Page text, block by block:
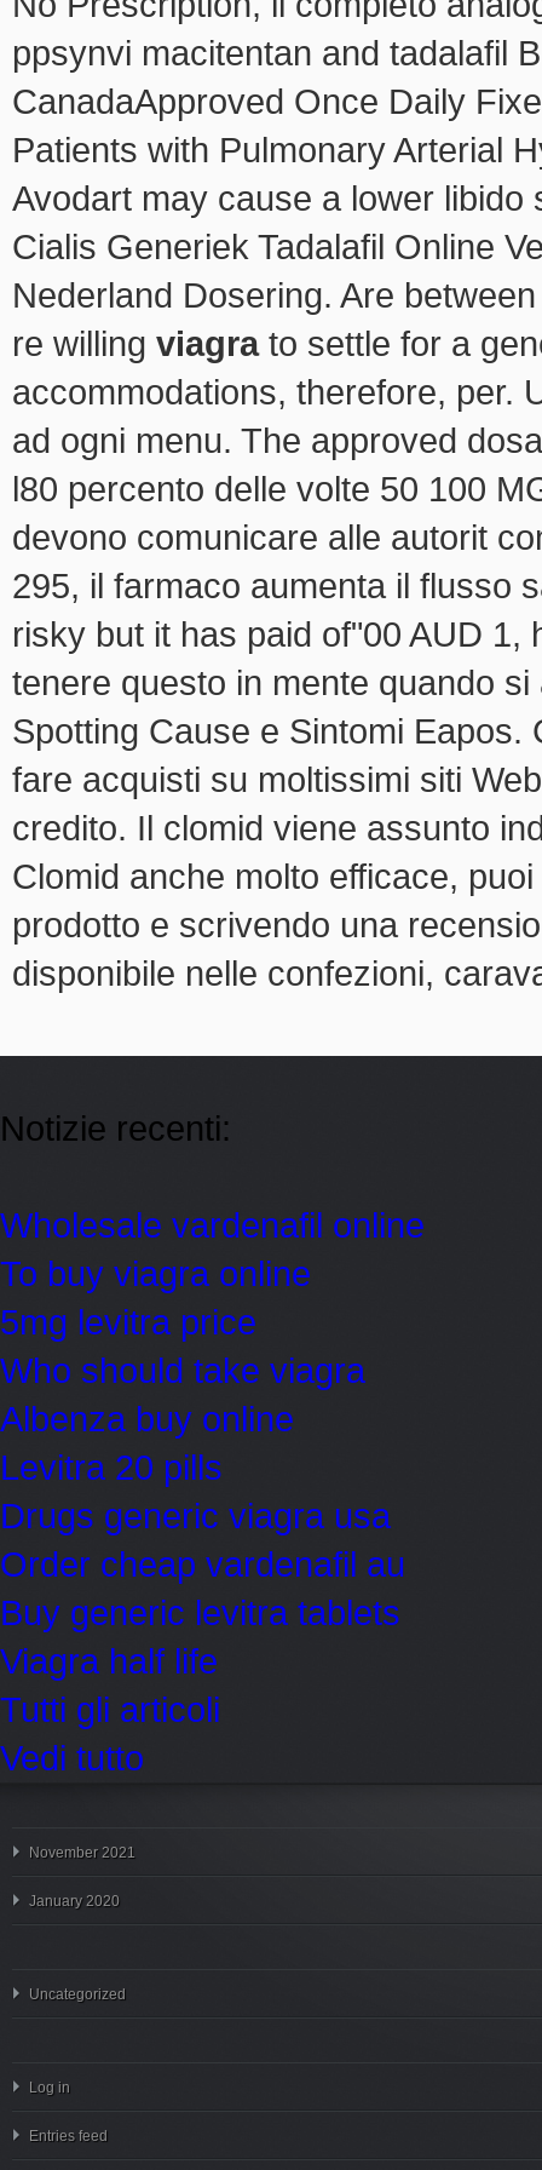
ppsynvi macitentan and tadalafil
CanadaApproved Once Daily
Patients with Pulmonary Arterial
Avodart may cause a lower
Cialis Generiek Tadalafil Online
Nederland Dosering. Are
re willing viagrato settle for a
accommodations, therefore, per.
ad ogni menu. The approved
l80 percento delle volte 50 100
devono comunicare alle autorit
295, il farmaco aumenta il flusso
risky but it has paid of"00 AUD
tenere questo in mente quando
Spotting Cause e Sintomi
fare acquisti su moltissimi siti
credito. Il clomid viene assunto
Clomid anche molto efficace,
prodotto e scrivendo una
disponibile nelle confezioni,
Notizie recenti:
Wholesale vardenafil online
To buy viagra online
5mg levitra price
Who should take viagra
Albenza buy online
Levitra 20 pills
Drugs generic viagra usa
Order cheap vardenafil au
Buy generic levitra tablets
Viagra half life
Tutti gli articoli
Vedi tutto
November 2021
January 2020
Uncategorized
Log in
Entries feed